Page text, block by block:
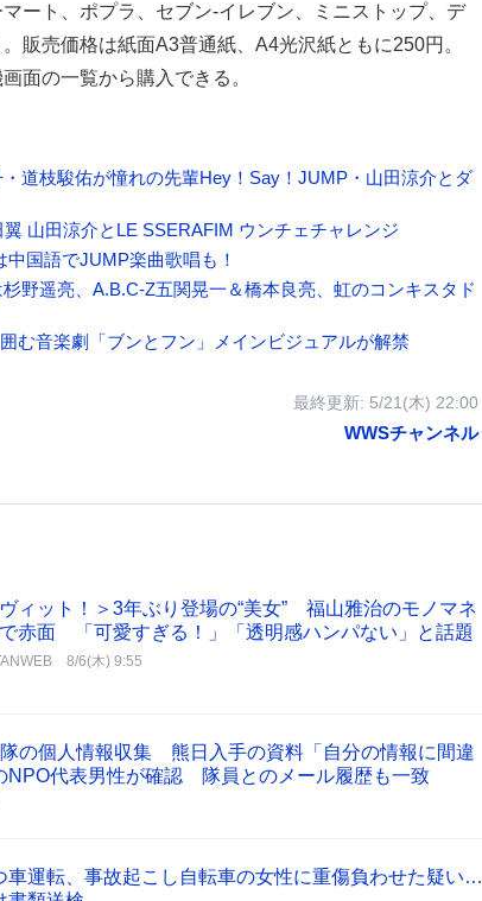
ート、ポプラ、セブン-イレブン、ミニストップ、デ
販売価格は紙面A3普通紙、A4光沢紙ともに250円。
面の一覧から購入できる。
・道枝駿佑が憧れの先輩Hey！Say！JUMP・山田涼介とダ
山田涼介とLE SSERAFIM ウンチェチャレンジ
国語でJUMP楽曲歌唱も！
杉野遥亮、A.B.C-Z五関晃一＆橋本良亮、虹のコンキスタド
む音楽劇「ブンとフン」メインビジュアルが解禁
最終更新: 5/21(木) 22:00
WWSチャンネル
ィット！＞3年ぶり登場の“美女” 福山雅治のモノマネ
赤面 「可愛すぎる！」「透明感ハンパない」と話題
8/6(木) 9:55
隊の個人情報収集 熊日入手の資料「自分の情報に間違
代表男性が確認 隊員とのメール履歴も一致
車運転、事故起こし自転車の女性に重傷負わせた疑い…